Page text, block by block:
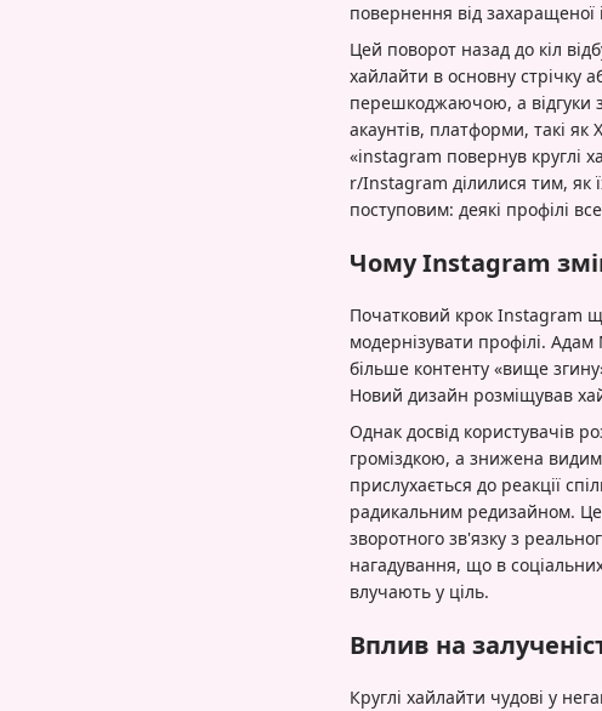
повернення від захаращеної
Цей поворот назад до кіл
хайлайти в основну стрічку
перешкоджаючою, а відгуки
акаунтів, платформи, такі
«instagram повернув круглі
r/Instagram ділилися тим, як
поступовим: деякі профілі
Чому Instagram
Початковий крок Instagram
модернізувати профілі.
більше контенту «вище
Новий дизайн розміщував
Однак досвід користувачів
громіздкою, а знижена
прислухається до реакції
радикальним редизайном.
зворотного зв'язку з
нагадування, що в
влучають у ціль.
Вплив на
Круглі хайлайти чудові у